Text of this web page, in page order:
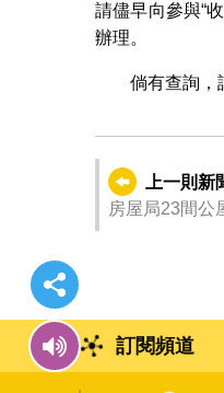
請儘早向參與“
辦理。
倘有查詢，
上一則新
房屋局23間公
訂閱頻道